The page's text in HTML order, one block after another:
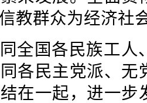
教群众为经济社
全国各民族工人
各民主党派、无
在一起，进一步